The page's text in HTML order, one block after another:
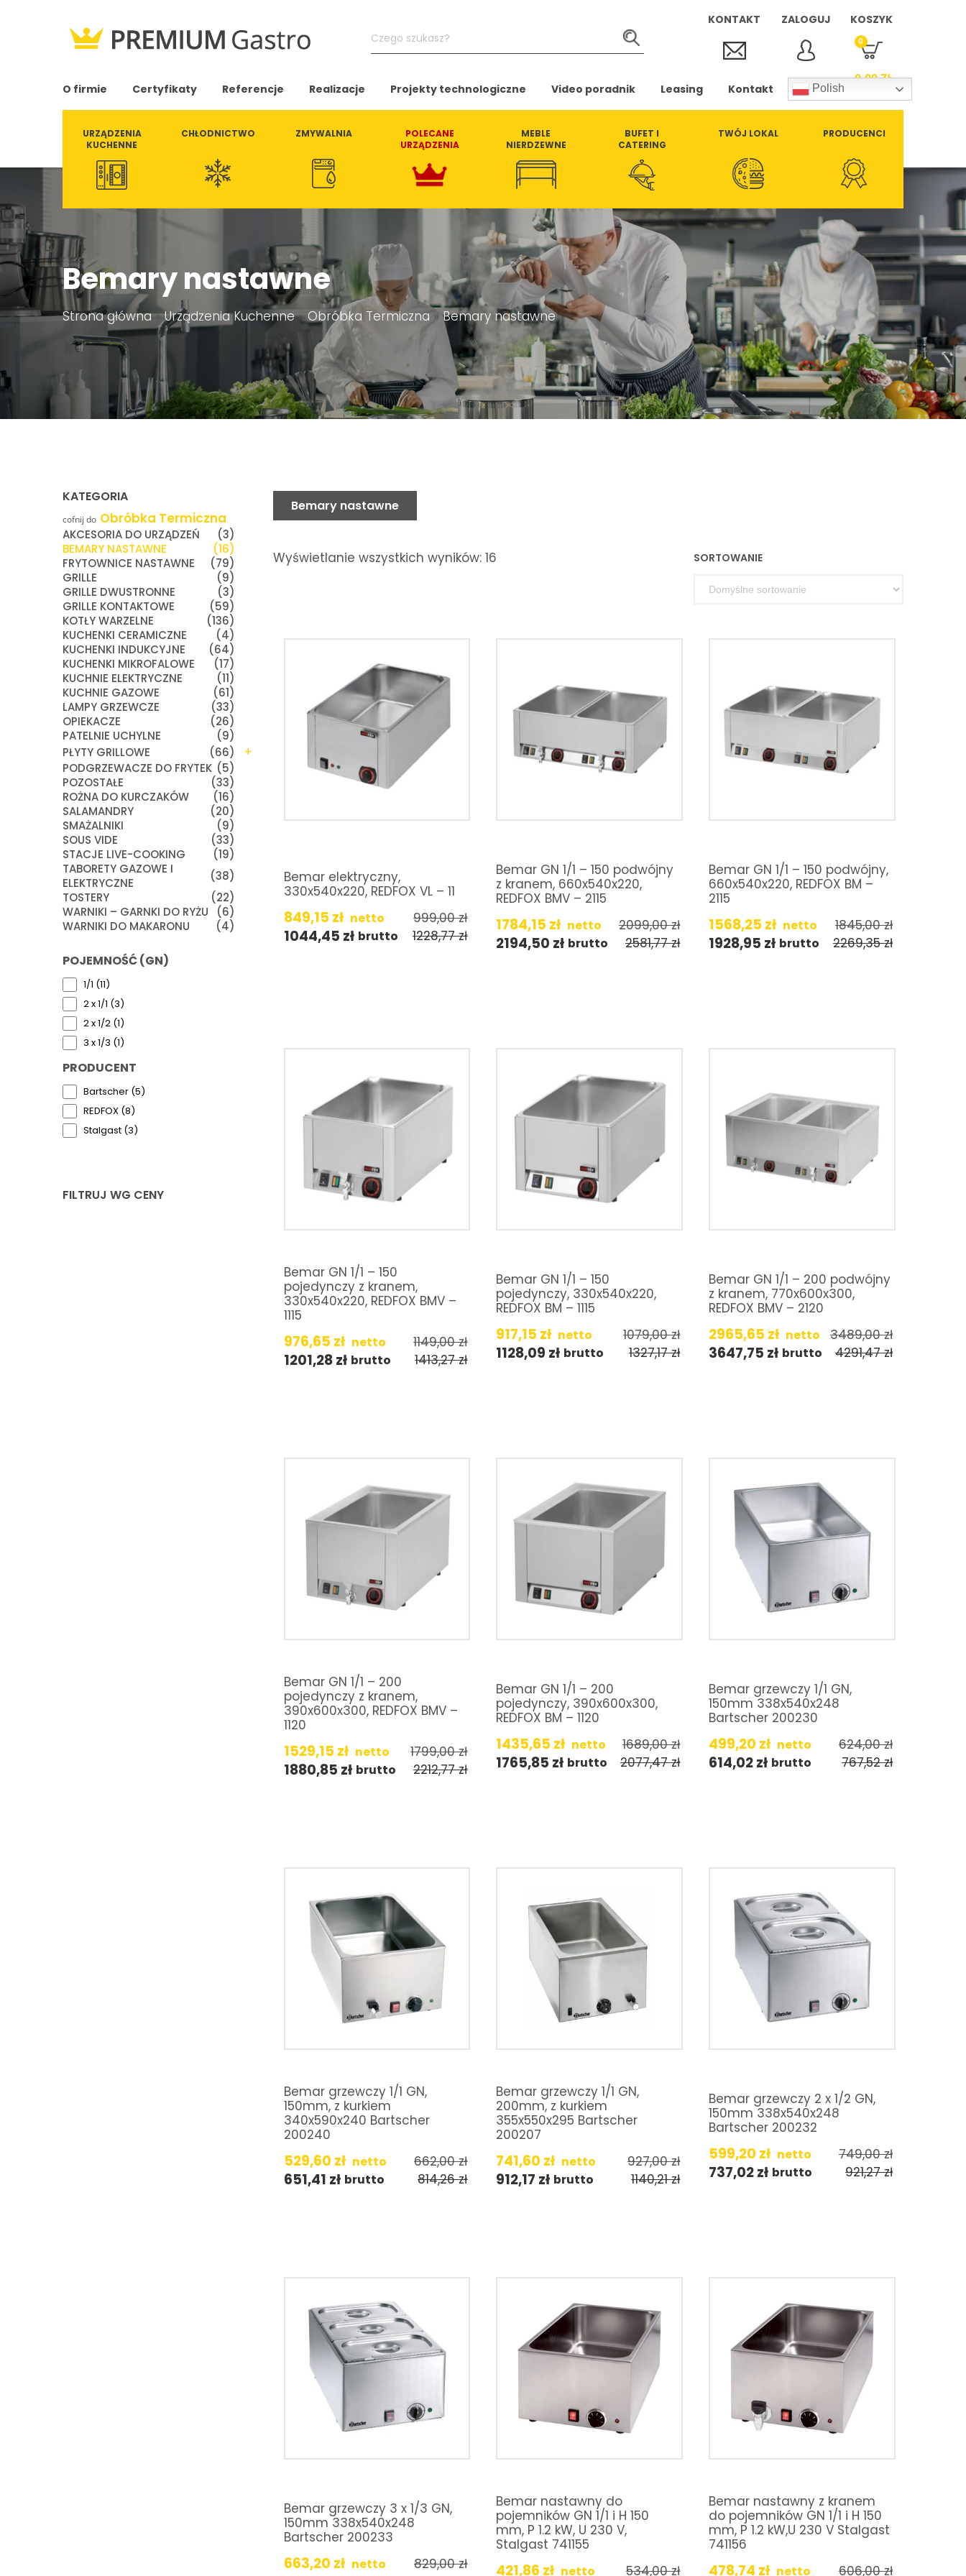
Czego
szukasz?
KONTAKT ZALOGUJ KOSZYK
0
0,00ZŁ
O firmie Certyfikaty Referencje Realizacje Projekty technologiczne Video poradnik Leasing Kontakt Polish
URZĄDZENIA
KUCHENNE
CHŁODNICTWO ZMYWALNIA
POLECANE
URZĄDZENIA
MEBLE
NIERDZEWNE
BUFET I
CATERING
TWÓJ LOKAL PRODUCENCI
Bemary nastawne
Strona główna»Urządzenia Kuchenne»Obróbka Termiczna »Bemary nastawne
KATEGORIA
cofnij do Obróbka Termiczna
AKCESORIA DO URZĄDZEŃ
(3)
BEMARY NASTAWNE
(16)
FRYTOWNICE NASTAWNE
(79)
GRILLE
(9)
GRILLE DWUSTRONNE
(3)
GRILLE KONTAKTOWE
(59)
KOTŁY WARZELNE
(136)
KUCHENKI CERAMICZNE
(4)
KUCHENKI INDUKCYJNE
(64)
KUCHENKI MIKROFALOWE
(17)
KUCHNIE ELEKTRYCZNE
(11)
KUCHNIE GAZOWE
(61)
LAMPY GRZEWCZE
(33)
OPIEKACZE
(26)
PATELNIE UCHYLNE
(9)
PŁYTY GRILLOWE
(66) +
PODGRZEWACZE DO FRYTEK (5)
POZOSTAŁE
(33)
ROŻNA DO KURCZAKÓW
(16)
SALAMANDRY
(20)
SMAŻALNIKI
(9)
SOUS VIDE
(33)
STACJE LIVE-COOKING
(19)
TABORETY GAZOWE I
ELEKTRYCZNE
(38)
TOSTERY
(22)
WARNIKI – GARNKI DO RYŻU
(6)
WARNIKI DO MAKARONU
(4)
POJEMNOŚĆ (GN)
1/1 (11)
2 x 1/1 (3)
2 x 1/2 (1)
3 x 1/3 (1)
PRODUCENT
Bartscher (5)
REDFOX (8)
Stalgast (3)
FILTRUJ WG CENY
Bemary nastawne
Wyświetlanie wszystkich wyników: 16 SORTOWANIE
Bemar elektryczny,
330x540x220, REDFOX VL – 11
849,15 zł netto 999,00zł
1044,45 zł brutto 1228,77zł
Bemar GN 1/1 – 150 podwójny
z kranem, 660x540x220,
REDFOX BMV – 2115
1784,15 zł netto 2099,00zł
2194,50 zł brutto 2581,77zł
Bemar GN 1/1 – 150 podwójny,
660x540x220, REDFOX BM –
2115
1568,25 zł netto 1845,00zł
1928,95 zł brutto 2269,35zł
Bemar GN 1/1 – 150
pojedynczy z kranem,
330x540x220, REDFOX BMV –
1115
976,65 zł netto 1149,00zł
1201,28zł brutto 1413,27zł
Bemar GN 1/1 – 150
pojedynczy, 330x540x220,
REDFOX BM – 1115
917,15 zł netto 1079,00zł
1128,09 zł brutto 1327,17zł
Bemar GN 1/1 – 200 podwójny
z kranem, 770x600x300,
REDFOX BMV – 2120
2965,65 zł netto 3489,00zł
3647,75 zł brutto 4291,47zł
Bemar GN 1/1 – 200
pojedynczy z kranem,
390x600x300, REDFOX BMV –
1120
1529,15 zł netto 1799,00zł
1880,85 zł brutto 2212,77zł
Bemar GN 1/1 – 200
pojedynczy, 390x600x300,
REDFOX BM – 1120
1435,65 zł netto 1689,00zł
1765,85 zł brutto 2077,47zł
Bemar grzewczy 1/1 GN,
150mm 338x540x248
Bartscher 200230
499,20 zł netto 624,00zł
614,02zł brutto 767,52zł
Bemar grzewczy 1/1 GN,
150mm, z kurkiem
340x590x240 Bartscher
200240
529,60 zł netto 662,00zł
651,41 zł brutto 814,26zł
Bemar grzewczy 1/1 GN,
200mm, z kurkiem
355x550x295 Bartscher
200207
741,60 zł netto 927,00zł
912,17 zł brutto 1140,21zł
Bemar grzewczy 2 x 1/2 GN,
150mm 338x540x248
Bartscher 200232
599,20 zł netto 749,00zł
737,02zł brutto 921,27zł
Bemar grzewczy 3 x 1/3 GN,
150mm 338x540x248
Bartscher 200233
663,20 zł netto 829,00zł
Bemar nastawny do
pojemników GN 1/1 i H 150
mm, P 1.2 kW, U 230 V,
Stalgast 741155
421,86 zł netto 534,00zł
Bemar nastawny z kranem
do pojemników GN 1/1 i H 150
mm, P 1.2 kW,U 230 V Stalgast
741156
478,74 zł netto 606,00zł